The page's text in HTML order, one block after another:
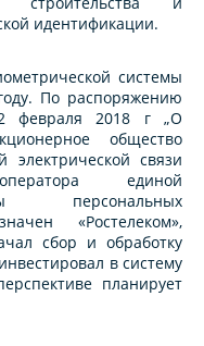
идентификации.
системы
По распоряжению
февраля 2018 г „О
общество
электрической связи
единой
персональных
«Ростелеком»,
сбор и обработку
в систему
планирует